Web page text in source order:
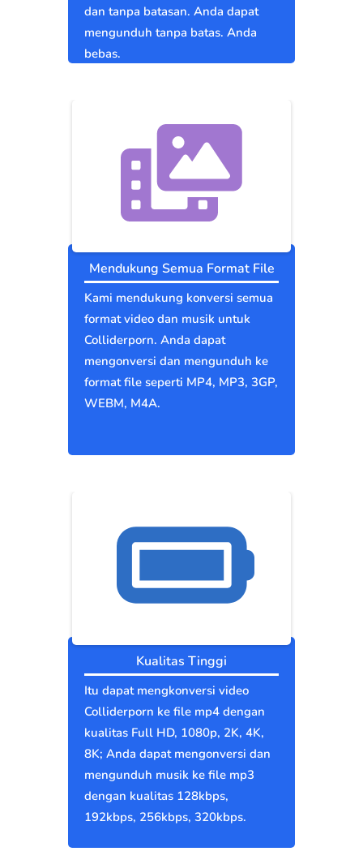
dan tanpa batasan. Anda dapat
mengunduh tanpa batas. Anda
bebas.
Mendukung Semua Format File
Kami mendukung konversi semua
format video dan musik untuk
Colliderporn. Anda dapat
mengonversi dan mengunduh ke
format file seperti MP4, MP3, 3GP,
WEBM, M4A.
Kualitas Tinggi
Itu dapat mengkonversi video
Colliderporn ke file mp4 dengan
kualitas Full HD, 1080p, 2K, 4K,
8K; Anda dapat mengonversi dan
mengunduh musik ke file mp3
dengan kualitas 128kbps,
192kbps, 256kbps, 320kbps.